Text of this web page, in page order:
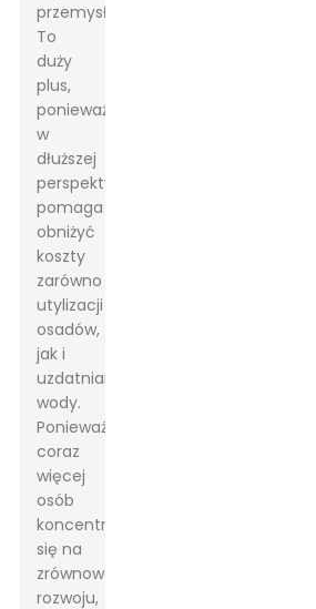
przemysłowego.
To
duży
plus,
ponieważ
w
dłuższej
perspektywie
pomaga
obniżyć
koszty
zarówno
utylizacji
osadów,
jak i
uzdatniania
wody.
Ponieważ
coraz
więcej
osób
koncentruje
się na
zrównoważonym
rozwoju,